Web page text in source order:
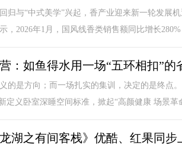
归与“中式美学”兴起，香产业迎来新一轮发展
，2026年1月，国风线香类销售额同比增长
：如鱼得水用一场“五环相扣”
的是方向；而一场扎实的集训，决定的是终点
定义卧室深睡空间标准，掀起“高颜健康 场景革
湖之有间客栈》优酷、红果同